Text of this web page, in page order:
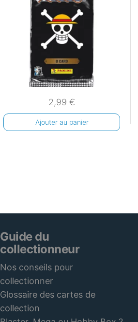
2,99 €
Ajouter au panier
Guide du
collectionneur
Nos conseils pour
collectionner
Glossaire des cartes de
collection